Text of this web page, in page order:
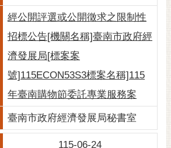
經公開評選或公開徵求之限制性
招標公告[機關名稱]臺南市政府經
濟發展局[標案案
號]115ECON53S3標案名稱]115
年臺南購物節委託專業服務案
臺南市政府經濟發展局秘書室
115-06-24